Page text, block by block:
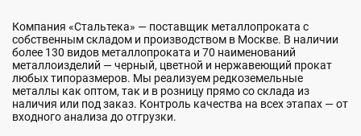
Компания «Стальтека» — поставщик металлопроката с
собственным складом и производством в Москве. В наличии
более 130 видов металлопроката и 70 наименований
металлоизделий — черный, цветной и нержавеющий прокат
любых типоразмеров. Мы реализуем редкоземельные
металлы как оптом, так и в розницу прямо со склада из
наличия или под заказ. Контроль качества на всех этапах — от
входного анализа до отгрузки.